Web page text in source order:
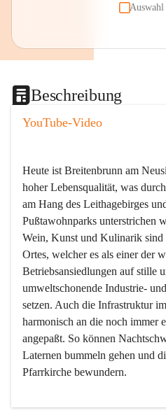
Auswahl
Beschreibung
YouTube-Video
Heute ist Breitenbrunn am
hoher Lebensqualität, was
am Hang des Leithagebirges
Pußtawohnparks unterstrichen
Wein, Kunst und Kulinarik sind
Ortes, welcher es als einer der
Betriebsansiedlungen auf stille
umweltschonende Industrie-
setzen. Auch die Infrastruktur
harmonisch an die noch immer
angepaßt. So können
Laternen bummeln gehen und
Pfarrkirche bewundern.
Der Weinbau dominert heute